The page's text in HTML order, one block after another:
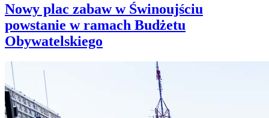
Nowy plac zabaw w Świnoujściu
powstanie w ramach Budżetu
Obywatelskiego